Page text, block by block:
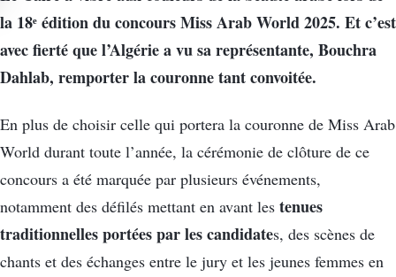
la 18ᵉ édition du concours Miss Arab World 2025. Et c’est
avec fierté que l’Algérie a vu sa représentante, Bouchra
Dahlab, remporter la couronne tant convoitée.
En plus de choisir celle qui portera la couronne de Miss Arab
World durant toute l’année, la cérémonie de clôture de ce
concours a été marquée par plusieurs événements,
notamment des défilés mettant en avant les tenues
traditionnelles portées par les candidates, des scènes de
chants et des échanges entre le jury et les jeunes femmes en